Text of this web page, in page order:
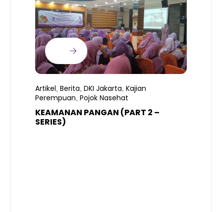
Artikel Berita DKI Jakarta Kajian
Perempuan Pojok Nasehat
KEAMANAN PANGAN (PART 2 –
SERIES)